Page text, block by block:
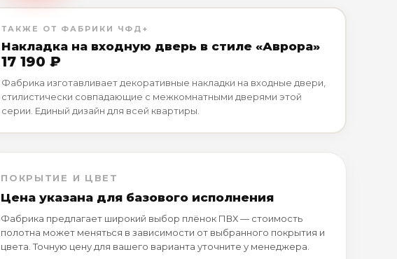
ТАКЖЕ ОТ ФАБРИКИ ЧФД+
Накладка на входную дверь в стиле «Аврора»
17 190 ₽
Фабрика изготавливает декоративные накладки на входные двери,
стилистически совпадающие с межкомнатными дверями этой
серии. Единый дизайн для всей квартиры.
ПОКРЫТИЕ И ЦВЕТ
Цена указана для базового исполнения
Фабрика предлагает широкий выбор плёнок ПВХ — стоимость
полотна может меняться в зависимости от выбранного покрытия и
цвета. Точную цену для вашего варианта уточните у менеджера.